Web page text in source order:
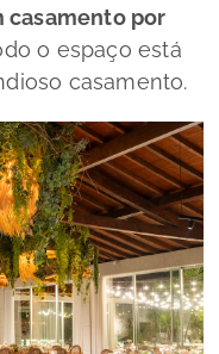
casamento por
o espaço está
casamento.